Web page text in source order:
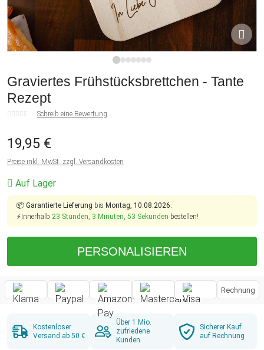
Graviertes Frühstücksbrettchen - Tante
Rezept
Schreib eine Bewertung
19,95 €
Preise inkl. MwSt. zzgl. Versandkosten
Auf Lager
📦 Garantierte Lieferung bis Montag, 10.08.2026.
⚡Innerhalb 23 Stunden, 3 Minuten, 52 Sekunden bestellen!
PERSONALISIEREN
Rechnung
Kostenloser
Versand ab 50 €
Über 1 Mio.
zufriedene
Kunden
Sicherer Kauf
auf Rechnung